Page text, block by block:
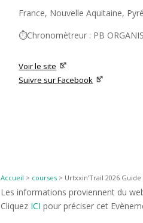
France, Nouvelle Aquitaine,
⏱️Chronomètreur : PB
Voir le site
Suivre sur Facebook
Accueil > courses > Urtxxin’Trail 2026
Les informations proviennent du
Cliquez ICI pour préciser cet